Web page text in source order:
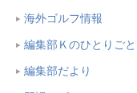
海外ゴルフ情報
編集部Ｋのひとりごと
編集部だより